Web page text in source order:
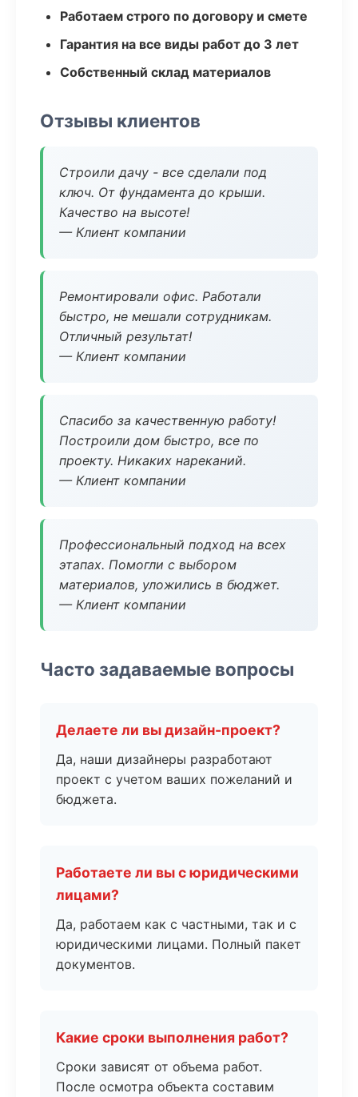
Работаем строго по договору и смете
Гарантия на все виды работ до 3 лет
Собственный склад материалов
Отзывы клиентов
Строили дачу - все сделали под
ключ. От фундамента до крыши.
Качество на высоте!
— Клиент компании
Ремонтировали офис. Работали
быстро, не мешали сотрудникам.
Отличный результат!
— Клиент компании
Спасибо за качественную работу!
Построили дом быстро, все по
проекту. Никаких нареканий.
— Клиент компании
Профессиональный подход на всех
этапах. Помогли с выбором
материалов, уложились в бюджет.
— Клиент компании
Часто задаваемые вопросы
Делаете ли вы дизайн-проект?
Да, наши дизайнеры разработают
проект с учетом ваших пожеланий и
бюджета.
Работаете ли вы с юридическими
лицами?
Да, работаем как с частными, так и с
юридическими лицами. Полный пакет
документов.
Какие сроки выполнения работ?
Сроки зависят от объема работ.
После осмотра объекта составим